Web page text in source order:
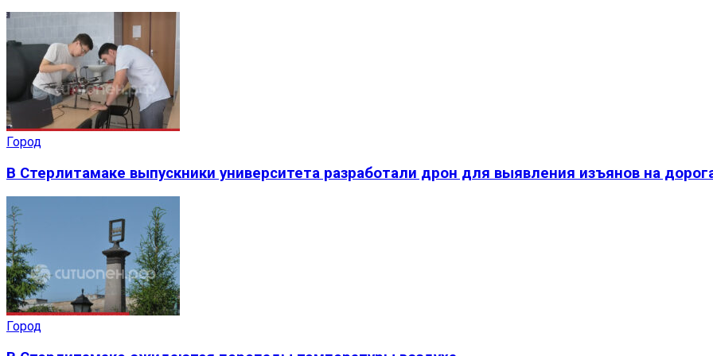
Город
В Стерлитамаке выпускники университета разработали дрон для выявления изъянов на
Город